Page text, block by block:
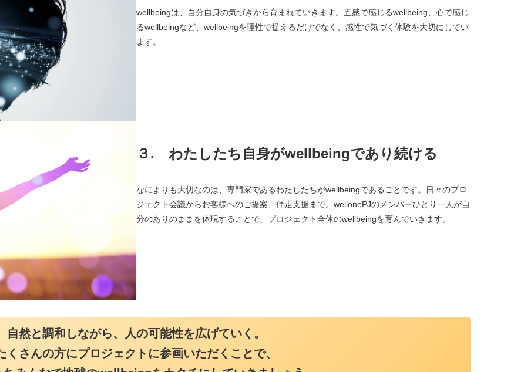
wellbeingは、自分自身の気づきから育まれていきます。五感で感じるwellbeing、心で感じ
るwellbeingなど、wellbeingを理性で捉えるだけでなく、感性で気づく体験を大切にしてい
ます。
３. わたしたち自身がwellbeingであり続ける
なによりも大切なのは、専門家であるわたしたちがwellbeingであることです。日々のプロ
ジェクト会議からお客様へのご提案、伴走支援まで。wellonePJのメンバーひとり一人が自
分のありのままを体現することで、プロジェクト全体のwellbeingを育んでいきます。
自然と調和しながら、人の可能性を広げていく。
くさんの方にプロジェクトに参画いただくことで、